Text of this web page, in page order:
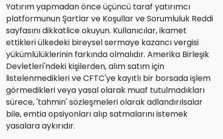
Yatırım yapmadan önce üçüncü taraf yatırımcı
platformunun Şartlar ve Koşullar ve Sorumluluk Reddi
sayfasını dikkatlice okuyun. Kullanıcılar, ikamet
ettikleri ülkedeki bireysel sermaye kazancı vergisi
yükümlülüklerinin farkında olmalıdır. Amerika Birleşik
Devletleri'ndeki kişilerden, alım satım için
listelenmedikleri ve CFTC'ye kayıtlı bir borsada işlem
görmedikleri veya yasal olarak muaf tutulmadıkları
sürece, 'tahmin' sözleşmeleri olarak adlandırılsalar
bile, emtia opsiyonları alıp satmalarını istemek
yasalara aykırıdır.